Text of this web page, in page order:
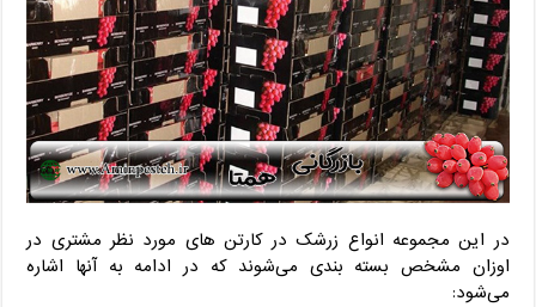
در این مجموعه انواع زرشک در کارتن های مورد نظر مشتری در
اوزان مشخص بسته بندی می‌شوند که در ادامه به آنها اشاره
می‌شود: